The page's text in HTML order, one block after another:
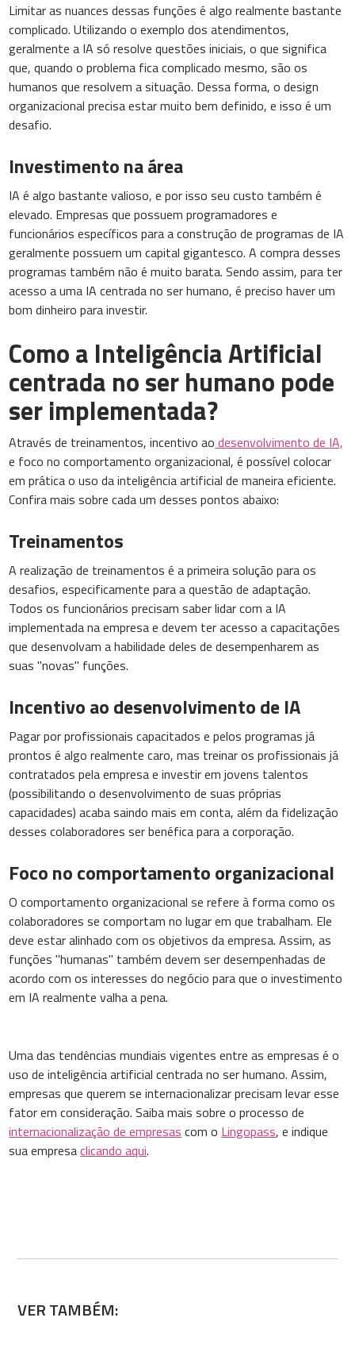
Limitar as nuances dessas funções é algo realmente bastante
complicado. Utilizando o exemplo dos atendimentos,
geralmente a IA só resolve questões iniciais, o que significa
que, quando o problema fica complicado mesmo, são os
humanos que resolvem a situação. Dessa forma, o design
organizacional precisa estar muito bem definido, e isso é um
desafio.
Investimento na área
IA é algo bastante valioso, e por isso seu custo também é
elevado. Empresas que possuem programadores e
funcionários específicos para a construção de programas de IA
geralmente possuem um capital gigantesco. A compra desses
programas também não é muito barata. Sendo assim, para ter
acesso a uma IA centrada no ser humano, é preciso haver um
bom dinheiro para investir.
Como a Inteligência Artificial
centrada no ser humano pode
ser implementada?
Através de treinamentos, incentivo ao desenvolvimento de IA,
e foco no comportamento organizacional, é possível colocar
em prática o uso da inteligência artificial de maneira eficiente.
Confira mais sobre cada um desses pontos abaixo:
Treinamentos
A realização de treinamentos é a primeira solução para os
desafios, especificamente para a questão de adaptação.
Todos os funcionários precisam saber lidar com a IA
implementada na empresa e devem ter acesso a capacitações
que desenvolvam a habilidade deles de desempenharem as
suas "novas" funções.
Incentivo ao desenvolvimento de IA
Pagar por profissionais capacitados e pelos programas já
prontos é algo realmente caro, mas treinar os profissionais já
contratados pela empresa e investir em jovens talentos
(possibilitando o desenvolvimento de suas próprias
capacidades) acaba saindo mais em conta, além da fidelização
desses colaboradores ser benéfica para a corporação.
Foco no comportamento organizacional
O comportamento organizacional se refere à forma como os
colaboradores se comportam no lugar em que trabalham. Ele
deve estar alinhado com os objetivos da empresa. Assim, as
funções "humanas" também devem ser desempenhadas de
acordo com os interesses do negócio para que o investimento
em IA realmente valha a pena.
Uma das tendências mundiais vigentes entre as empresas é o
uso de inteligência artificial centrada no ser humano. Assim,
empresas que querem se internacionalizar precisam levar esse
fator em consideração. Saiba mais sobre o processo de
internacionalização de empresas com o Lingopass, e indique
sua empresaclicando aqui.
VER TAMBÉM: